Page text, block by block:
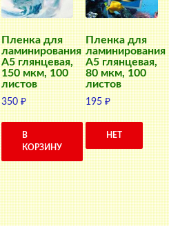
Пленка для
ламинирования
А5 глянцевая,
150 мкм, 100
листов
350₽
В
КОРЗИНУ
Пленка для
ламинирования
А5 глянцевая,
80 мкм, 100
листов
195₽
НЕТ